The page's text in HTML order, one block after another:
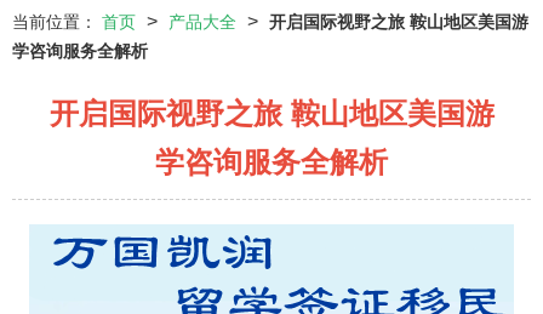
当前位置： 首页 > 产品大全 > 开启国际视野之旅 鞍山地区美国游
学咨询服务全解析
开启国际视野之旅 鞍山地区美国游
学咨询服务全解析